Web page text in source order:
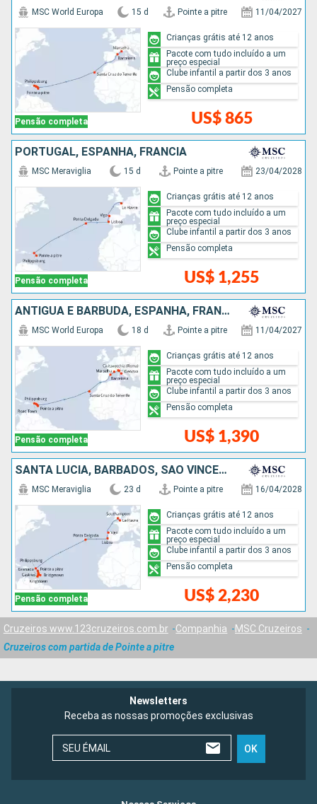
Pensão completa
MSC World Europa 15 d Pointe a pitre 11/04/2027
US$ 865
Crianças grátis até 12 anos
Pacote com tudo incluído a um
preço especial
Clube infantil a partir dos 3 anos
Pensão completa
PORTUGAL, ESPANHA, FRANCIA
Pensão completa
MSC Meraviglia 15 d Pointe a pitre 23/04/2028
US$ 1,255
Crianças grátis até 12 anos
Pacote com tudo incluído a um
preço especial
Clube infantil a partir dos 3 anos
Pensão completa
ANTIGUA E BARBUDA, ESPANHA, FRANCIA, ITÁLIA
Pensão completa
MSC World Europa 18 d Pointe a pitre 11/04/2027
US$ 1,390
Crianças grátis até 12 anos
Pacote com tudo incluído a um
preço especial
Clube infantil a partir dos 3 anos
Pensão completa
SANTA LUCIA, BARBADOS, SÃO VINCENTE E GRANADINAS, GRENADA, PORTUGAL, ESPANHA, FRANCIA
Pensão completa
MSC Meraviglia 23 d Pointe a pitre 16/04/2028
US$ 2,230
Crianças grátis até 12 anos
Pacote com tudo incluído a um
preço especial
Clube infantil a partir dos 3 anos
Pensão completa
Cruzeiros www.123cruzeiros.com.br Companhia
MSC Cruzeiros
Cruzeiros com partida de Pointe a pitre
Newsletters
Receba as nossas promoções exclusivas
SEU ÉMAIL OK